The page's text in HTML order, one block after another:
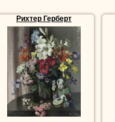
Рихтер Герберт